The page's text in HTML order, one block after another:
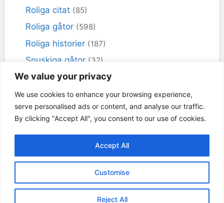
We value your privacy
We use cookies to enhance your browsing experience,
serve personalised ads or content, and analyse our traffic.
By clicking "Accept All", you consent to our use of cookies.
Customise
Reject All
Accept All
Roliga citat (85)
Roliga gåtor (598)
Roliga historier (187)
Snuskiga gåtor (32)
Snuskiga skämt(98)
Sportskämt (18)
Torra skämt (461)
© Dåligaskämt.se 2017 - 2026 | Vi samlar på dåliga
och tråkiga skämt - ju sämre desto bättre!
Tack till följande personersom har hjälpt till och